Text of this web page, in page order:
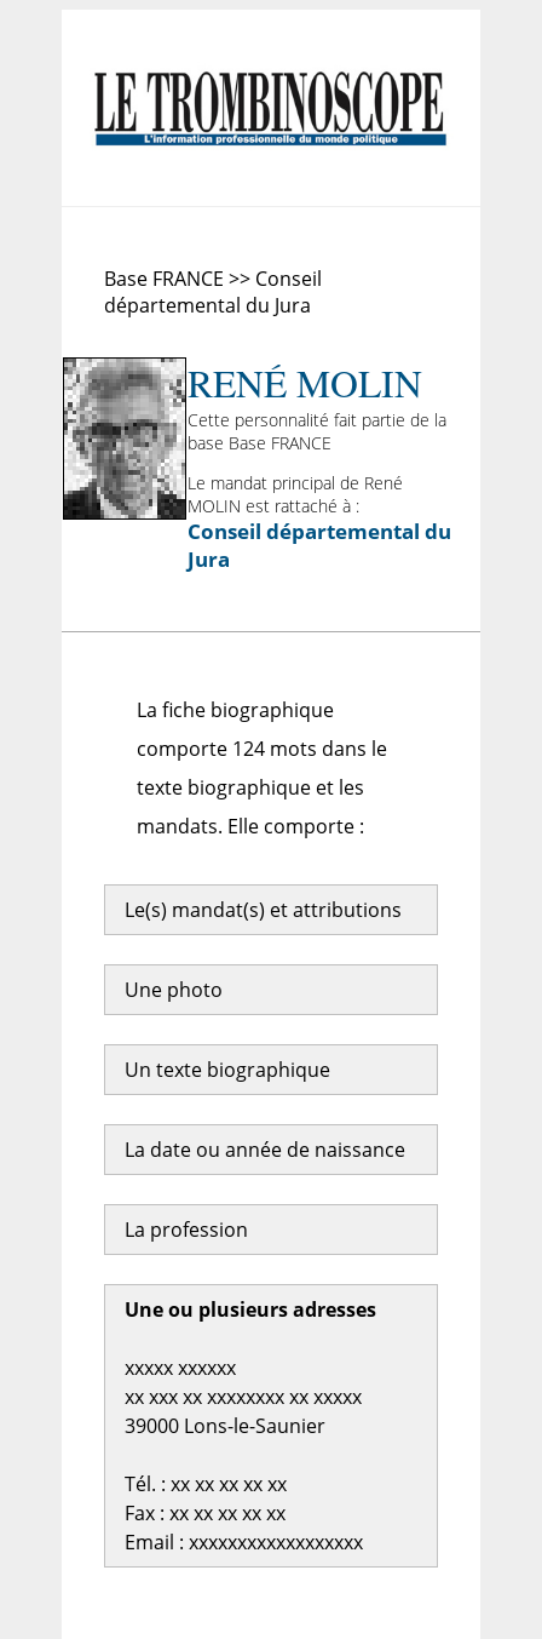
Base FRANCE >> Conseil
départemental du Jura
RENÉ MOLIN
Cette personnalité fait partie de la
base Base FRANCE
Le mandat principal de René
MOLIN est rattaché à :
Conseil départemental du
Jura
La fiche biographique
comporte 124 mots dans le
texte biographique et les
mandats. Elle comporte :
Le(s) mandat(s) et attributions
Une photo
Un texte biographique
La date ou année de naissance
La profession
Une ou plusieurs adresses
xxxxx xxxxxx
xx xxx xx xxxxxxxx xx xxxxx
39000 Lons-le-Saunier
Tél. : xx xx xx xx xx
Fax : xx xx xx xx xx
Email : xxxxxxxxxxxxxxxxxx